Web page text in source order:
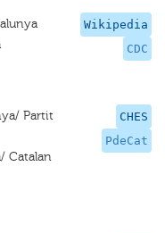
Wikipedia
CDC
CHES
PdeCat
Partit
Catalan